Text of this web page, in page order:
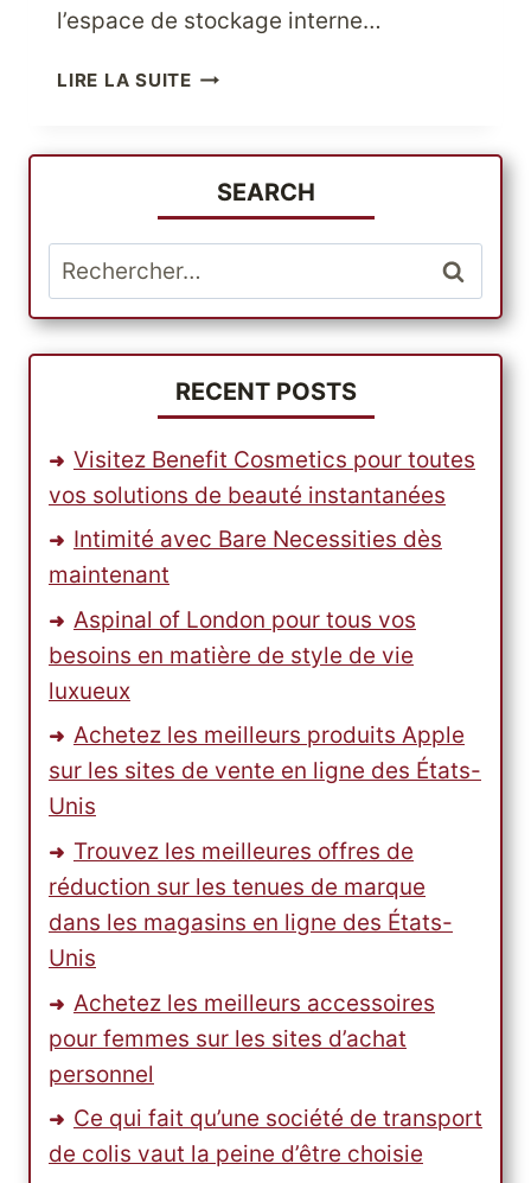
l’espace de stockage interne…
LIRE LA SUITEPROFITEZ
D’ESPACE
AVEC
4
MÉMOIRES
COMPLÈTES
SEARCH
Rechercher :
RECENT POSTS
Visitez Benefit Cosmetics pour toutes
vos solutions de beauté instantanées
Intimité avec Bare Necessities dès
maintenant
Aspinal of London pour tous vos
besoins en matière de style de vie
luxueux
Achetez les meilleurs produits Apple
sur les sites de vente en ligne des États-
Unis
Trouvez les meilleures offres de
réduction sur les tenues de marque
dans les magasins en ligne des États-
Unis
Achetez les meilleurs accessoires
pour femmes sur les sites d’achat
personnel
Ce qui fait qu’une société de transport
de colis vaut la peine d’être choisie